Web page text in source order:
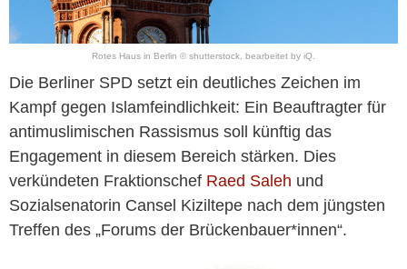
Rotes Haus in Berlin © shutterstock, bearbeitet by iQ.
Die Berliner SPD setzt ein deutliches Zeichen im
Kampf gegen Islamfeindlichkeit: Ein Beauftragter für
antimuslimischen Rassismus soll künftig das
Engagement in diesem Bereich stärken. Dies
verkündeten Fraktionschef Raed Saleh und
Sozialsenatorin Cansel Kiziltepe nach dem jüngsten
Treffen des „Forums der Brückenbauer*innen“.